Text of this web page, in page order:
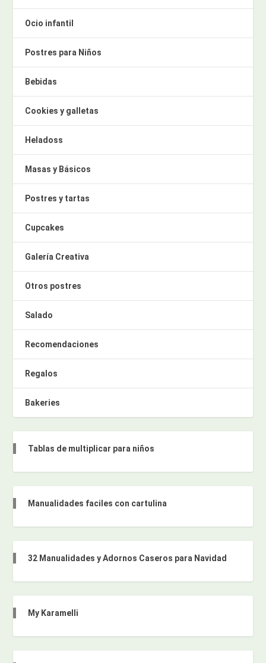
Ocio infantil
Postres para Niños
Bebidas
Cookies y galletas
Heladoss
Masas y Básicos
Postres y tartas
Cupcakes
Galería Creativa
Otros postres
Salado
Recomendaciones
Regalos
Bakeries
Tablas de multiplicar para niños
Manualidades faciles con cartulina
32 Manualidades y Adornos Caseros para Navidad
My Karamelli